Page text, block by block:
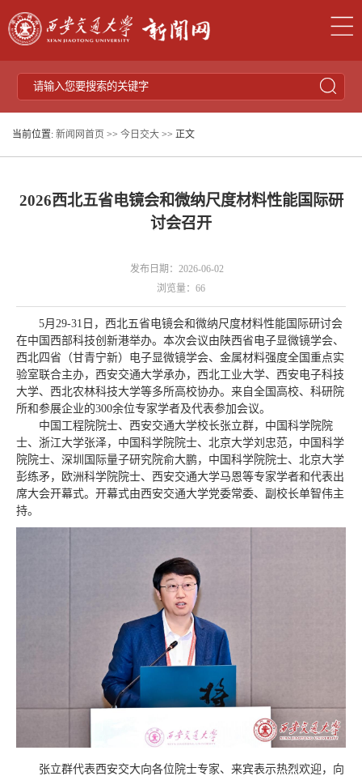
当前位置: 新闻网首页 >> 今日交大 >> 正文
2026西北五省电镜会和微纳尺度材料性能国际研
讨会召开
发布日期：2026-06-02
浏览量： 66
5月29-31日，西北五省电镜会和微纳尺度材料性能国际研讨会
在中国西部科技创新港举办。本次会议由陕西省电子显微镜学会、
西北四省（甘青宁新）电子显微镜学会、金属材料强度全国重点实
验室联合主办，西安交通大学承办，西北工业大学、西安电子科技
大学、西北农林科技大学等多所高校协办。来自全国高校、科研院
所和参展企业的300余位专家学者及代表参加会议。
中国工程院院士、西安交通大学校长张立群，中国科学院院
士、浙江大学张泽，中国科学院院士、北京大学刘忠范，中国科学
院院士、深圳国际量子研究院俞大鹏，中国科学院院士、北京大学
彭练矛，欧洲科学院院士、西安交通大学马恩等专家学者和代表出
席大会开幕式。开幕式由西安交通大学党委常委、副校长单智伟主
持。
张立群代表西安交大向各位院士专家、来宾表示热烈欢迎，向